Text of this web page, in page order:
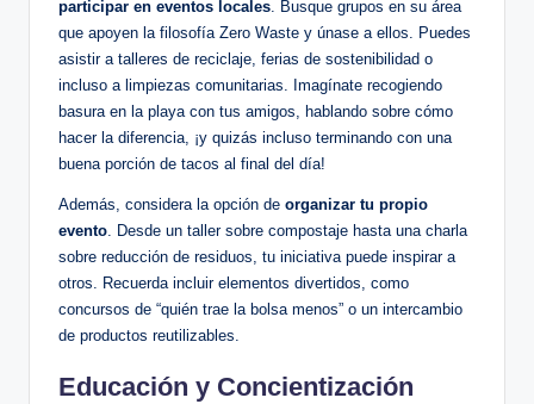
participar en eventos locales. Busque grupos en su área
que apoyen la filosofía Zero Waste y únase a ellos. Puedes
asistir a talleres de reciclaje, ferias de sostenibilidad o
incluso a limpiezas comunitarias. Imagínate recogiendo
basura en la playa con tus amigos, hablando sobre cómo
hacer la diferencia, ¡y quizás incluso terminando con una
buena porción de tacos al final del día!
Además, considera la opción de organizar tu propio
evento. Desde un taller sobre compostaje hasta una charla
sobre reducción de residuos, tu iniciativa puede inspirar a
otros. Recuerda incluir elementos divertidos, como
concursos de “quién trae la bolsa menos” o un intercambio
de productos reutilizables.
Educación y Concientización